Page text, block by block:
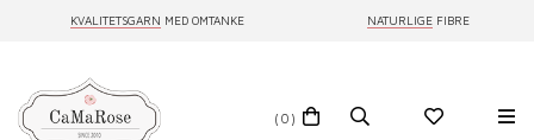
KVALITETSGARN MED OMTANKE NATURLIGE FIBRE
(0)